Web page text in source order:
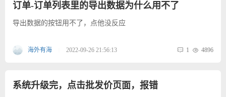
订单-订单列表里的导出数据为什么用不了
导出数据的按钮用不了，点他没反应
海外有海 2022-09-26 21:56:13 1 4896
系统升级完，点击批发价页面，报错